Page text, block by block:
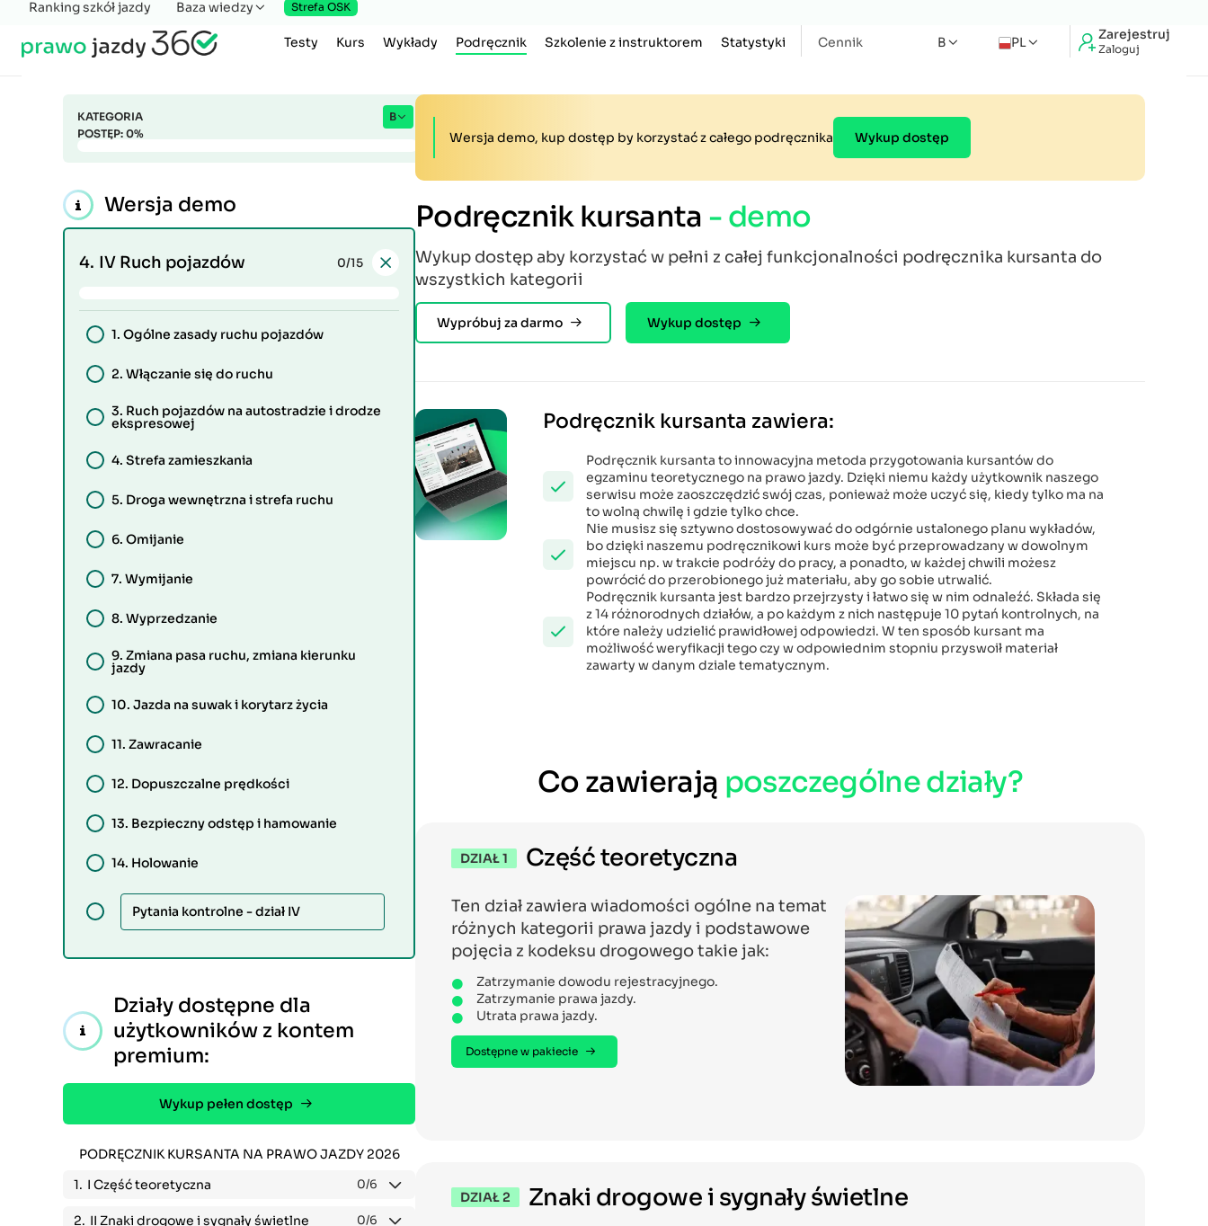
Zarejestruj
Zaloguj
PL
Testy Kurs Wykłady Podręcznik Szkolenie z instruktorem Statystyki Cennik B
Ranking szkół jazdy Baza wiedzy Strefa OSK
KATEGORIA
B
POSTĘP: 0%
Wersja demo
4. IV Ruch pojazdów 0/15
1. Ogólne zasady ruchu pojazdów
2. Włączanie się do ruchu
3. Ruch pojazdów na autostradzie i drodze
ekspresowej
4. Strefa zamieszkania
5. Droga wewnętrzna i strefa ruchu
6. Omijanie
7. Wymijanie
8. Wyprzedzanie
9. Zmiana pasa ruchu, zmiana kierunku
jazdy
10. Jazda na suwak i korytarz życia
11. Zawracanie
12. Dopuszczalne prędkości
13. Bezpieczny odstęp i hamowanie
14. Holowanie
Pytania kontrolne - dział IV
Działy dostępne dla
użytkowników z kontem
premium:
Wykup pełen dostęp
PODRĘCZNIK KURSANTA NA PRAWO JAZDY 2026
1. I Część teoretyczna 0/6
2. II Znaki drogowe i sygnały świetlne 0/6
Wersja demo, kup dostęp by korzystać z całego podręcznika Wykup dostęp
Podręcznik kursanta - demo
Wykup dostęp aby korzystać w pełni z całej funkcjonalności podręcznika kursanta do
wszystkich kategorii
Wypróbuj za darmo Wykup dostęp
Podręcznik kursanta zawiera:
Podręcznik kursanta to innowacyjna metoda przygotowania kursantów do
egzaminu teoretycznego na prawo jazdy. Dzięki niemu każdy użytkownik naszego
serwisu może zaoszczędzić swój czas, ponieważ może uczyć się, kiedy tylko ma na
to wolną chwilę i gdzie tylko chce.
Nie musisz się sztywno dostosowywać do odgórnie ustalonego planu wykładów,
bo dzięki naszemu podręcznikowi kurs może być przeprowadzany w dowolnym
miejscu np. w trakcie podróży do pracy, a ponadto, w każdej chwili możesz
powrócić do przerobionego już materiału, aby go sobie utrwalić.
Podręcznik kursanta jest bardzo przejrzysty i łatwo się w nim odnaleźć. Składa się
z 14 różnorodnych działów, a po każdym z nich następuje 10 pytań kontrolnych, na
które należy udzielić prawidłowej odpowiedzi. W ten sposób kursant ma
możliwość weryfikacji tego czy w odpowiednim stopniu przyswoił materiał
zawarty w danym dziale tematycznym.
Co zawierają poszczególne działy?
DZIAŁ 1 Część teoretyczna
Ten dział zawiera wiadomości ogólne na temat
różnych kategorii prawa jazdy i podstawowe
pojęcia z kodeksu drogowego takie jak:
Zatrzymanie dowodu rejestracyjnego.
Zatrzymanie prawa jazdy.
Utrata prawa jazdy.
Dostępne w pakiecie
DZIAŁ 2 Znaki drogowe i sygnały świetlne